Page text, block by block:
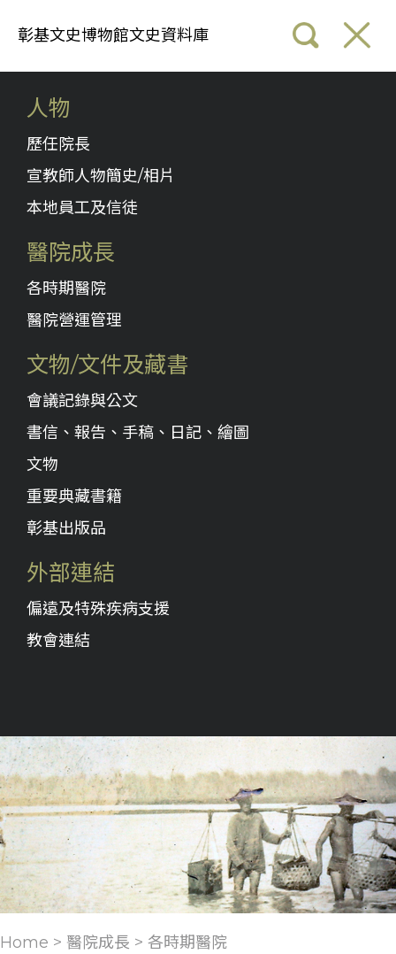
彰基文史博物館文史資料庫
人物
歷任院長
宣教師人物簡史/相片
本地員工及信徒
醫院成長
各時期醫院
醫院營運管理
文物/文件及藏書
會議記錄與公文
書信、報告、手稿、日記、繪圖
文物
重要典藏書籍
彰基出版品
外部連結
偏遠及特殊疾病支援
教會連結
Home > 醫院成長 > 各時期醫院